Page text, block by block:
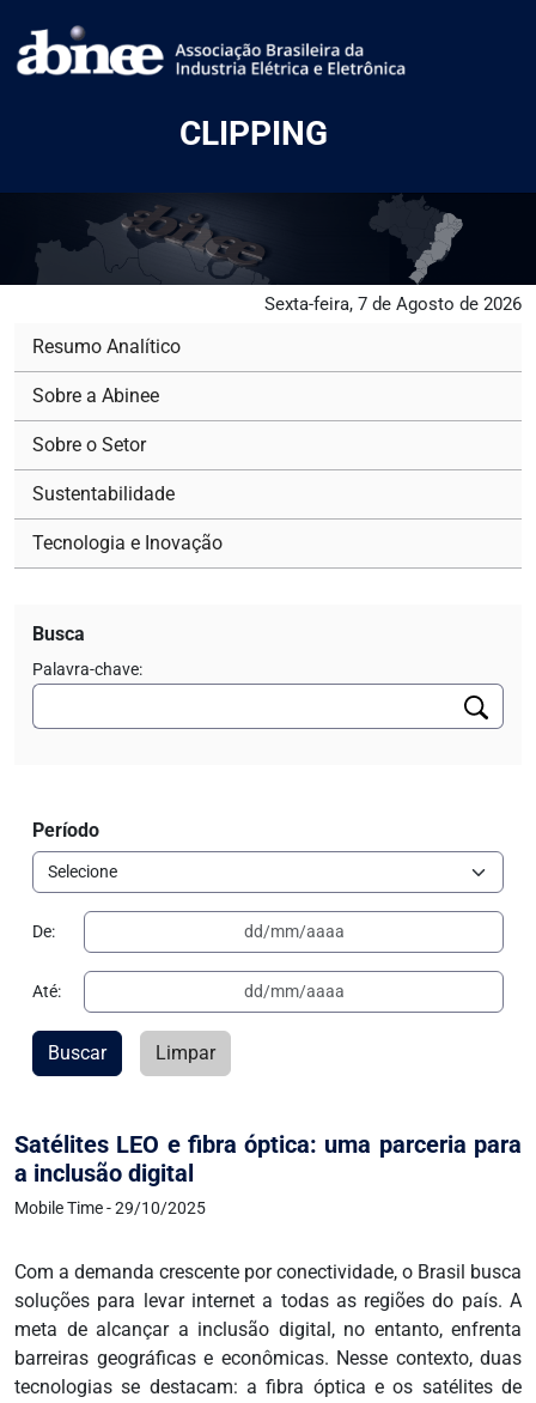
CLIPPING
Sexta-feira, 7 de Agosto de 2026
Satélites LEO e fibra óptica: uma parceria para
a inclusão digital
Mobile Time - 29/10/2025
Com a demanda crescente por conectividade, o Brasil busca
soluções para levar internet a todas as regiões do país. A
meta de alcançar a inclusão digital, no entanto, enfrenta
barreiras geográficas e econômicas. Nesse contexto, duas
tecnologias se destacam: a fibra óptica e os satélites de
Resumo Analítico
Sobre a Abinee
Sobre o Setor
Sustentabilidade
Tecnologia e Inovação
Busca
Palavra-chave:
Período
De:
Até:
Buscar Limpar